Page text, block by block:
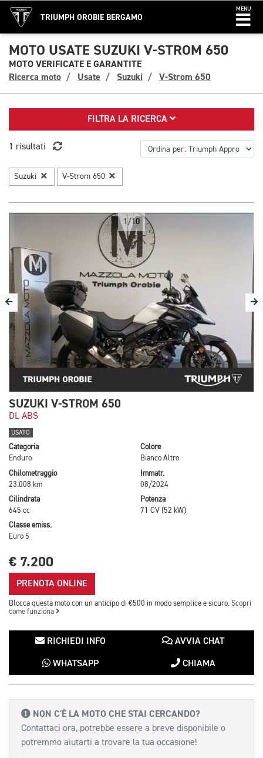
TRIUMPH OROBIE BERGAMO
MENU
MOTO USATE SUZUKI V-STROM 650
MOTO VERIFICATE E GARANTITE
Ricerca moto
Usate Suzuki V-Strom 650
FILTRA LA RICERCA
1 risultati
Suzuki V-Strom 650
1/10
SUZUKI V-STROM 650
DL ABS
USATO
Categoria
Enduro
Colore
Bianco Altro
Chilometraggio
23.008 km
Immatr.
08/2024
Cilindrata
645 cc
Potenza
71 CV (52 kW)
Classe emiss.
Euro 5
€ 7.200
PRENOTA ONLINE
Blocca questa moto con un anticipo di €500 in modo semplice e sicuro. Scopri
come funziona
RICHIEDI INFO AVVIA CHAT
WHATSAPP CHIAMA
NON C'È LA MOTO CHE STAI CERCANDO?
Contattaci ora, potrebbe essere a breve disponibile o
potremmo aiutarti a trovare la tua occasione!